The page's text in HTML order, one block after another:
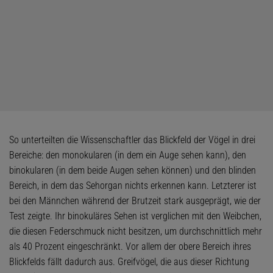
So unterteilten die Wissenschaftler das Blickfeld der Vögel in drei
Bereiche: den monokularen (in dem ein Auge sehen kann), den
binokularen (in dem beide Augen sehen können) und den blinden
Bereich, in dem das Sehorgan nichts erkennen kann. Letzterer ist
bei den Männchen während der Brutzeit stark ausgeprägt, wie der
Test zeigte. Ihr binokuläres Sehen ist verglichen mit den Weibchen,
die diesen Federschmuck nicht besitzen, um durchschnittlich mehr
als 40 Prozent eingeschränkt. Vor allem der obere Bereich ihres
Blickfelds fällt dadurch aus. Greifvögel, die aus dieser Richtung